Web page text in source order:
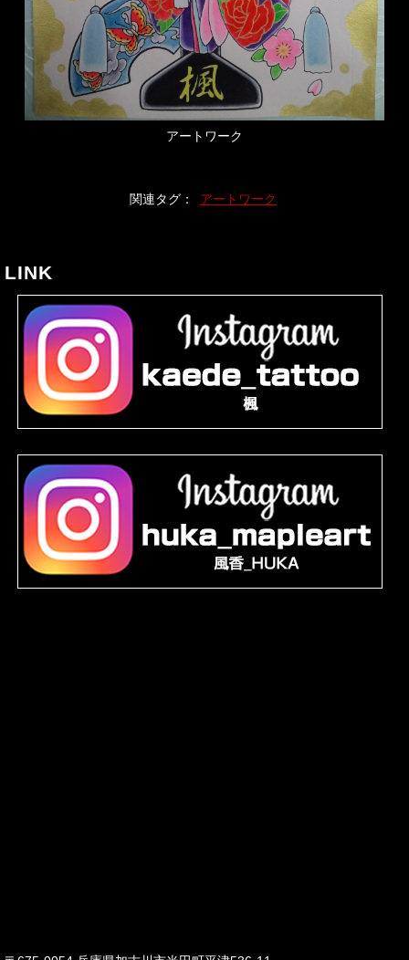
アートワーク
関連タグ： アートワーク
LINK